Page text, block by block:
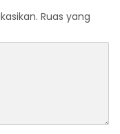
Ruas yang